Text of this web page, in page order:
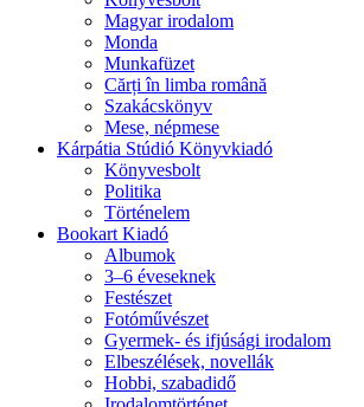
Magyar irodalom
Monda
Munkafüzet
Cărți în limba română
Szakácskönyv
Mese, népmese
Kárpátia Stúdió Könyvkiadó
Könyvesbolt
Politika
Történelem
Bookart Kiadó
Albumok
3–6 éveseknek
Festészet
Fotóművészet
Gyermek- és ifjúsági irodalom
Elbeszélések, novellák
Hobbi, szabadidő